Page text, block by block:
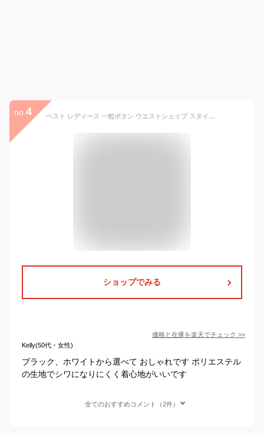
no. 4 ベスト レディース 一粒ボタン ウエストシェイプ スタイルアップ 细見え アシンメトリー デザイン ノースリーブ トップス オフィス 通勤 きれいめ ポリエステル ホワイト ブラック
ショップでみる
価格と在庫を楽天でチェック >>
Kelly(50代・女性)
ブラック、ホワイトから選べて おしゃれです ポリエステル
の生地でシワになりにくく着心地がいいです
全てのおすすめコメント（2件）